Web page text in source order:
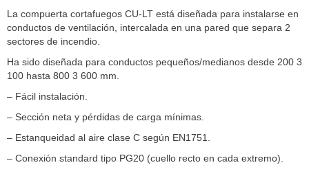
La compuerta cortafuegos CU-LT está diseñada para instalarse en
conductos de ventilación, intercalada en una pared que separa 2
sectores de incendio.
Ha sido diseñada para conductos pequeños/medianos desde 200 3
100 hasta 800 3 600 mm.
– Fácil instalación.
– Sección neta y pérdidas de carga mínimas.
– Estanqueidad al aire clase C según EN1751.
– Conexión standard tipo PG20 (cuello recto en cada extremo).